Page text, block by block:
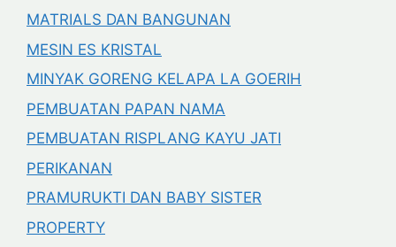
MATRIALS DAN BANGUNAN
MESIN ES KRISTAL
MINYAK GORENG KELAPA LA GOERIH
PEMBUATAN PAPAN NAMA
PEMBUATAN RISPLANG KAYU JATI
PERIKANAN
PRAMURUKTI DAN BABY SISTER
PROPERTY